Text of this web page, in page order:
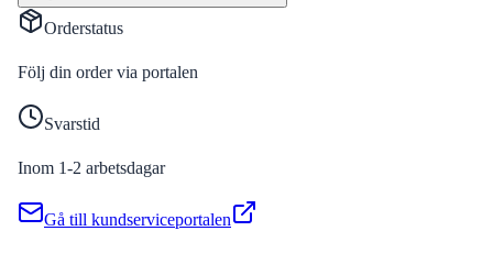
Orderstatus
Följ din order via portalen
Svarstid
Inom 1-2 arbetsdagar
Gå till kundserviceportalen